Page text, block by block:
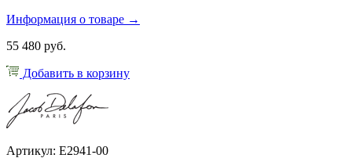
Информация о товаре →
55 480 руб.
Добавить в корзину
Артикул: E2941-00